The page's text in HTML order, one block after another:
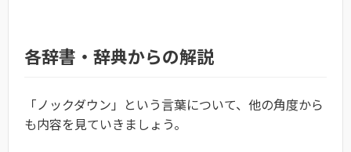
各辞書・辞典からの解説
「ノックダウン」という言葉について、他の角度から
も内容を見ていきましょう。